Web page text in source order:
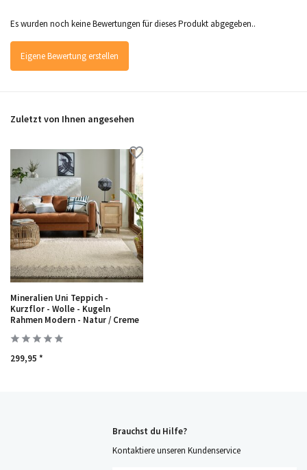
Es wurden noch keine Bewertungen für dieses Produkt abgegeben..
Eigene Bewertung erstellen
Zuletzt von Ihnen angesehen
Mineralien Uni Teppich -
Kurzflor - Wolle - Kugeln
Rahmen Modern - Natur / Creme
299,95 *
Brauchst du Hilfe?
Kontaktiere unseren Kundenservice